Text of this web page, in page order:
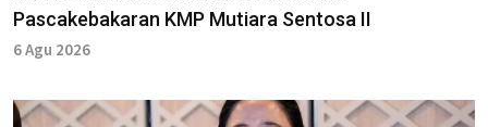
Pascakebakaran KMP Mutiara Sentosa II
6 Agu 2026